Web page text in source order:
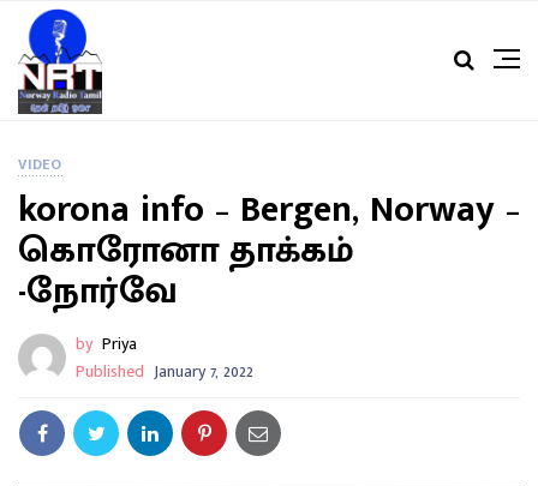
VIDEO
korona info – Bergen, Norway –
கொரோனா தாக்கம்
-நோர்வே
by Priya
Published January 7, 2022